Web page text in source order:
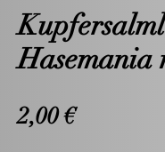
Hasemania
2,00 €Preis